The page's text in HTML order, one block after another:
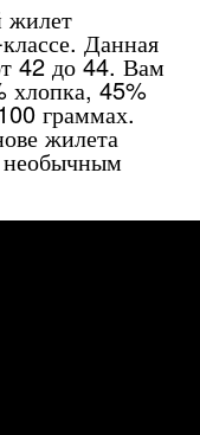
жилет
Данная
42 до 44. Вам
хлопка, 45%
граммах.
жилета